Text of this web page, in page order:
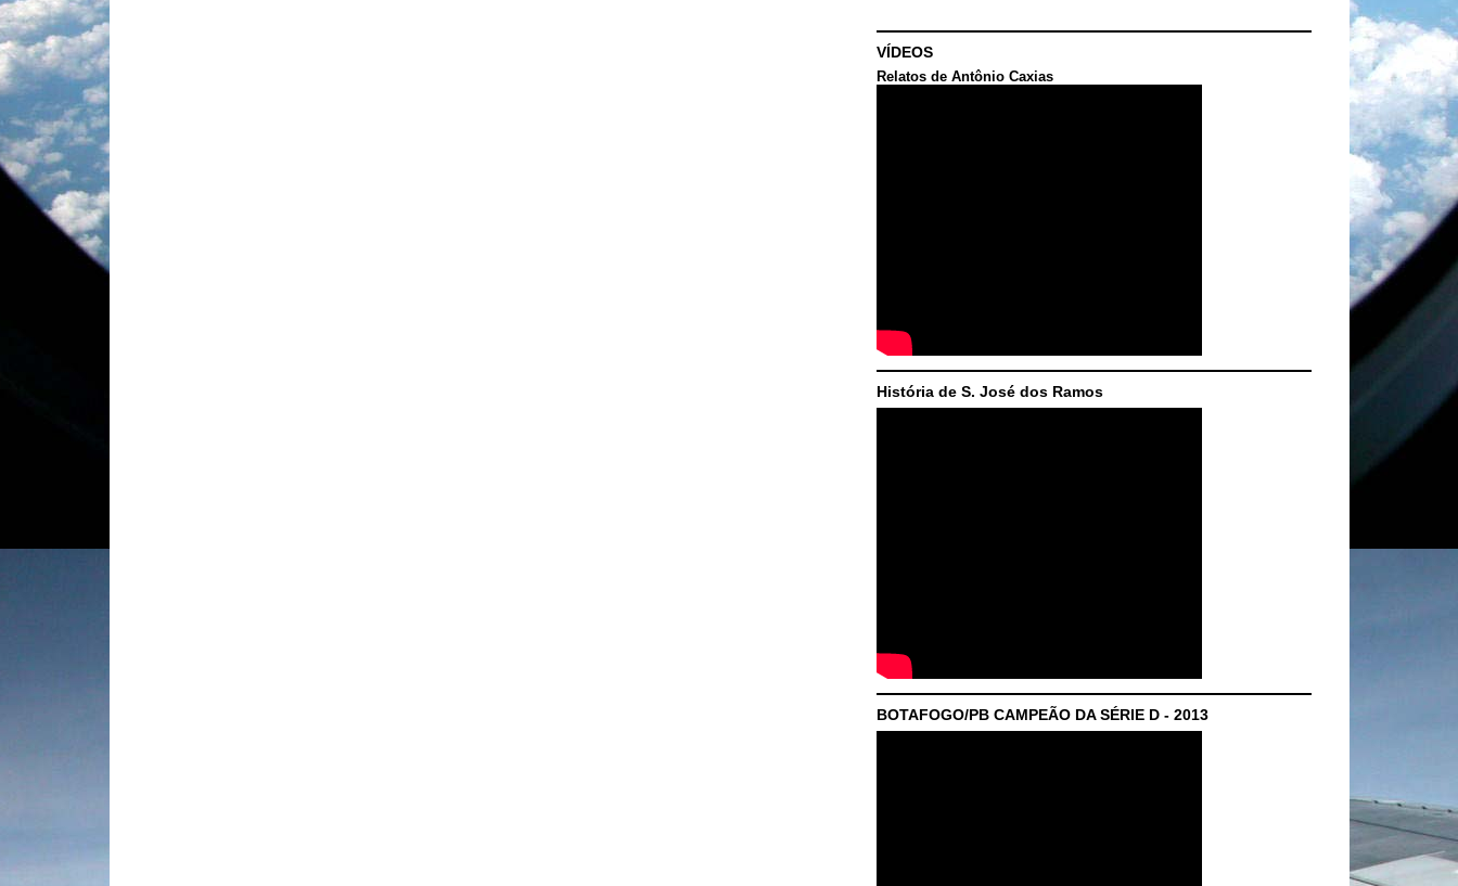
VÍDEOS
Relatos de Antônio Caxias
História de S. José dos Ramos
BOTAFOGO/PB CAMPEÃO DA SÉRIE D - 2013